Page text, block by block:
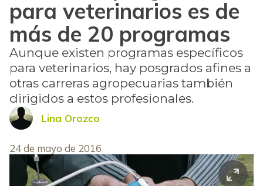
para veterinarios es de
más de 20 programas
Aunque existen programas específicos
para veterinarios, hay posgrados afines a
otras carreras agropecuarias también
dirigidos a estos profesionales.
Lina Orozco
24 de mayo de 2016